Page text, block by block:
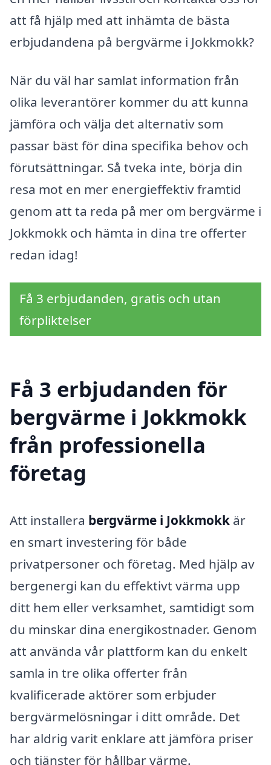
att få hjälp med att inhämta de bästa
erbjudandena på bergvärme i Jokkmokk?
När du väl har samlat information från
olika leverantörer kommer du att kunna
jämföra och välja det alternativ som
passar bäst för dina specifika behov och
förutsättningar. Så tveka inte, börja din
resa mot en mer energieffektiv framtid
genom att ta reda på mer om bergvärme i
Jokkmokk och hämta in dina tre offerter
redan idag!
Få 3 erbjudanden, gratis och utan
förpliktelser
Få 3 erbjudanden för
bergvärme i Jokkmokk
från professionella
företag
Att installera bergvärme i Jokkmokk är
en smart investering för både
privatpersoner och företag. Med hjälp av
bergenergi kan du effektivt värma upp
ditt hem eller verksamhet, samtidigt som
du minskar dina energikostnader. Genom
att använda vår plattform kan du enkelt
samla in tre olika offerter från
kvalificerade aktörer som erbjuder
bergvärmelösningar i ditt område. Det
har aldrig varit enklare att jämföra priser
och tjänster för hållbar värme.